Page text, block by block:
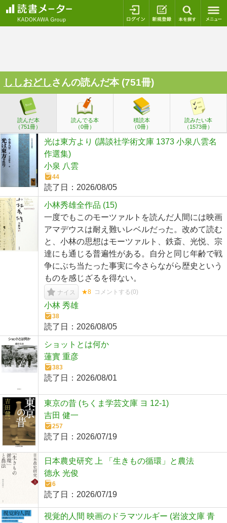
ログイン 新規登録
ししおどしさんの読んだ本 (751冊)
読んだ本
（751冊）
読んでる本
（0冊）
積読本
（0冊）
読みたい本
（1573冊）
光は東方より (講談社学術文庫 1373 小泉八雲名
作選集)
小泉 八雲
44
読了日： 2026/08/05
小林秀雄全作品 (15)
一度でもこのモーツァルトを読んだ人間には映画
アマデウスは耐え難いレベルだった。改めて読む
と、小林の思想はモーツァルト、鉄斎、光悦、宗
達にも通じる普遍性がある。自分と同じ年齢で戦
争にぶち当たった事実に今さらながら歴史という
ものを感じざるを得ない。
ナイス ★8 コメントする(0)
小林 秀雄
38
読了日： 2026/08/05
ショットとは何か
蓮實 重彦
383
読了日： 2026/08/01
東京の昔 (ちくま学芸文庫 ヨ 12-1)
吉田 健一
257
読了日： 2026/07/19
日本農史研究 上 「生きもの循環」と農法
德永 光俊
6
読了日： 2026/07/19
視覚的人間 映画のドラマツルギー (岩波文庫 青